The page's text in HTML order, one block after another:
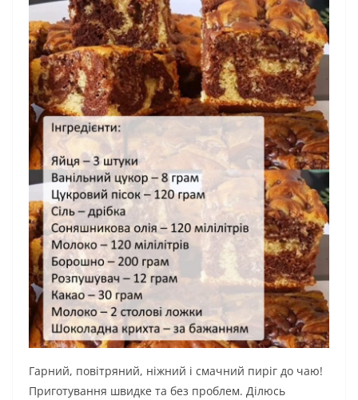
Гарний, повітряний, ніжний і смачний пиріг до чаю!
Приготування швидке та без проблем. Ділюсь